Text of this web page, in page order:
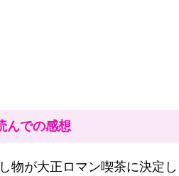
んでの感想
物が大正ロマン喫茶に決定し